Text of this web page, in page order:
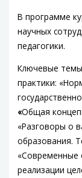
В программе
научных
педагогики.
Ключевые темы
практики:
«Общая
«Разговоры о
образования.
«Современные
реализации